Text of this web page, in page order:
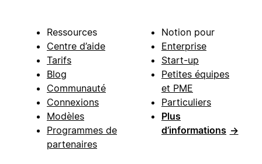
Ressources
Centre d’aide
Tarifs
Blog
Communauté
Connexions
Modèles
Programmes de
partenaires
Notion pour
Enterprise
Start-up
Petites équipes
et PME
Particuliers
Plus
d’informations →